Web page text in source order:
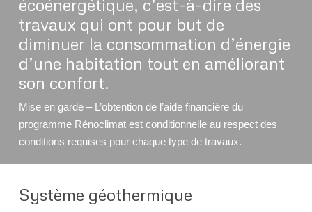
écoénergétique, c’est-à-dire des
travaux qui ont pour but de
diminuer la consommation d’énergie
d’une habitation tout en améliorant
son confort.
Mise en garde – L’obtention de l’aide financière du
programme Rénoclimat est conditionnelle au respect des
conditions requises pour chaque type de travaux.
Système géothermique